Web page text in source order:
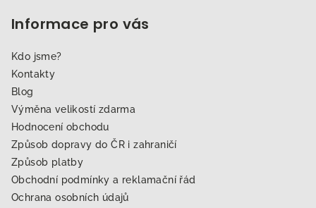
Informace pro vás
Kdo jsme?
Kontakty
Blog
Výměna velikostí zdarma
Hodnocení obchodu
Způsob dopravy do ČR i zahraničí
Způsob platby
Obchodní podmínky a reklamační řád
Ochrana osobních údajů